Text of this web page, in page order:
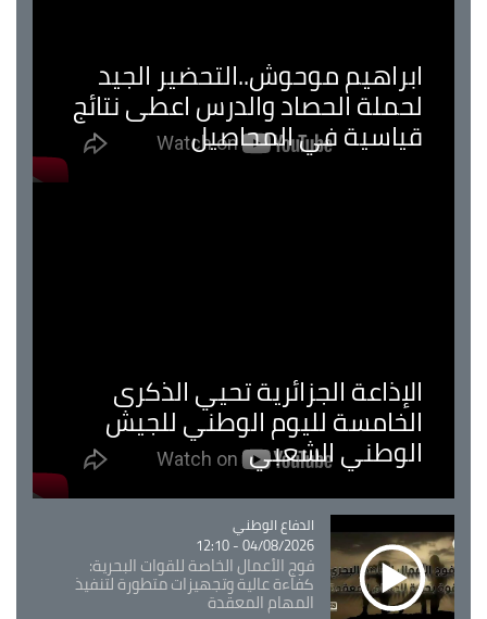
ابراهيم موحوش..التحضير الجيد
لحملة الحصاد والدرس اعطى نتائج
قياسية في المحاصيل
الإذاعة الجزائرية تحيي الذكرى
الخامسة لليوم الوطني للجيش
الوطني الشعبي
Catégorie
الدفاع الوطني
04/08/2026 - 12:10
فوج الأعمال الخاصة للقوات البحرية:
كفاءة عالية وتجهيزات متطورة لتنفيذ
المهام المعقدة